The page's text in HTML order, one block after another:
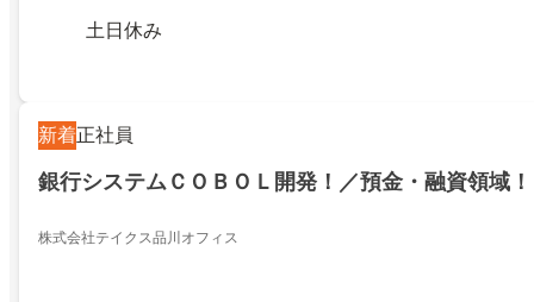
土日休み
新着正社員
銀行システムＣＯＢＯＬ開発！／預金・融資領域！
株式会社テイクス品川オフィス